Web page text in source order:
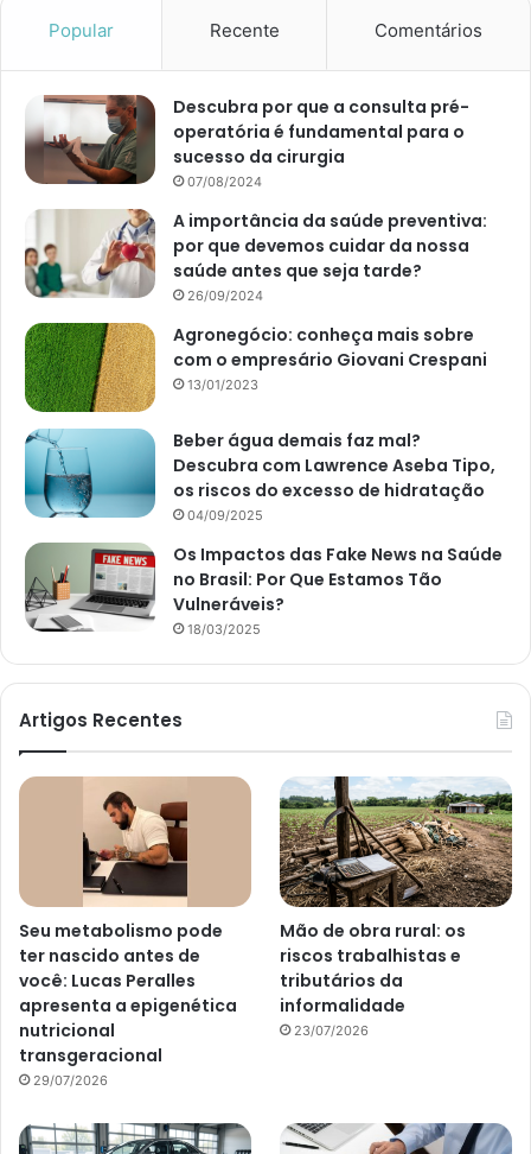
Popular Recente Comentários
Descubra por que a consulta pré-
operatória é fundamental para o
sucesso da cirurgia
07/08/2024
A importância da saúde preventiva:
por que devemos cuidar da nossa
saúde antes que seja tarde?
26/09/2024
Agronegócio: conheça mais sobre
com o empresário Giovani Crespani
13/01/2023
Beber água demais faz mal?
Descubra com Lawrence Aseba Tipo,
os riscos do excesso de hidratação
04/09/2025
Os Impactos das Fake News na Saúde
no Brasil: Por Que Estamos Tão
Vulneráveis?
18/03/2025
Artigos Recentes
Seu metabolismo pode
ter nascido antes de
você: Lucas Peralles
apresenta a epigenética
nutricional
transgeracional
29/07/2026
Mão de obra rural: os
riscos trabalhistas e
tributários da
informalidade
23/07/2026